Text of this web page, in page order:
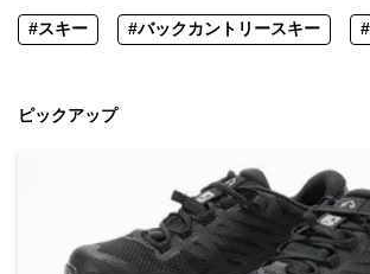
#スキー #バックカントリースキー
ピックアップ